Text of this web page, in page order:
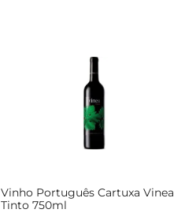
Vinho Português Cartuxa Vinea
Tinto 750ml